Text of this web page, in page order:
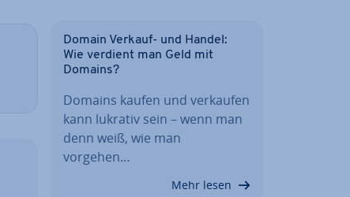
Domain Verkauf- und Handel:
Wie verdient man Geld mit
Domains?
Domains kaufen und verkaufen
kann lukrativ sein – wenn man
denn weiß, wie man
vorgehen…
Mehr lesen